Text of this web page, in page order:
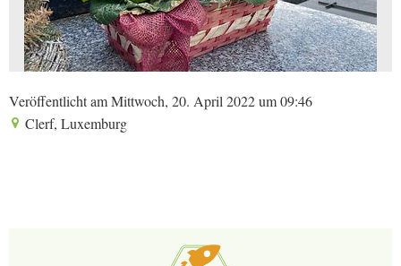
Veröffentlicht am Mittwoch, 20. April 2022 um 09:46
Clerf, Luxemburg